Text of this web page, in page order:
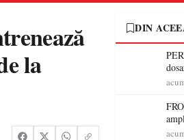
la
DIN
ore
nu